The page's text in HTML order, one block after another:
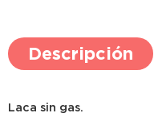
Descripción
Laca sin gas.